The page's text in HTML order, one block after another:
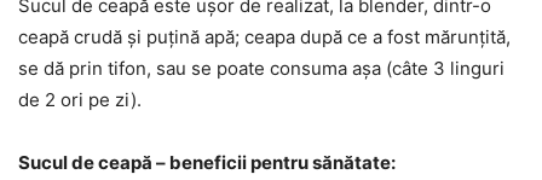
Sucul de ceapă este ușor de realizat, la blender, dintr-o
ceapă crudă și puțină apă; ceapa după ce a fost mărunțită,
se dă prin tifon, sau se poate consuma așa (câte 3 linguri
de 2 ori pe zi).
Sucul de ceapă – beneficii pentru sănătate: